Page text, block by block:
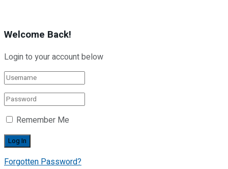
Welcome Back!
Login to your account below
Remember Me
Forgotten Password?